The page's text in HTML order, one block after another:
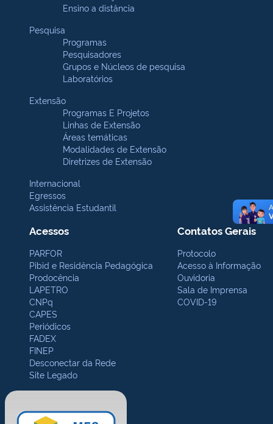
Ensino a distância
Pesquisa
Programas
Pesquisadores
Grupos e Núcleos de pesquisa
Laboratórios
Extensão
Programas E Projetos
Linhas de Extensão
Áreas temáticas
Modalidades de Extensão
Diretrizes de Extensão
Internacional
Egressos
Assistência Estudantil
Acessos
PARFOR
Pibid e Residência Pedagógica
Prodocência
LAPETRO
CNPq
CAPES
Periódicos
FADEX
FINEP
Desconectar da Rede
Site Legado
Contatos Gerais
Protocolo
Acesso à Informação
Ouvidoria
Sala de Imprensa
COVID-19